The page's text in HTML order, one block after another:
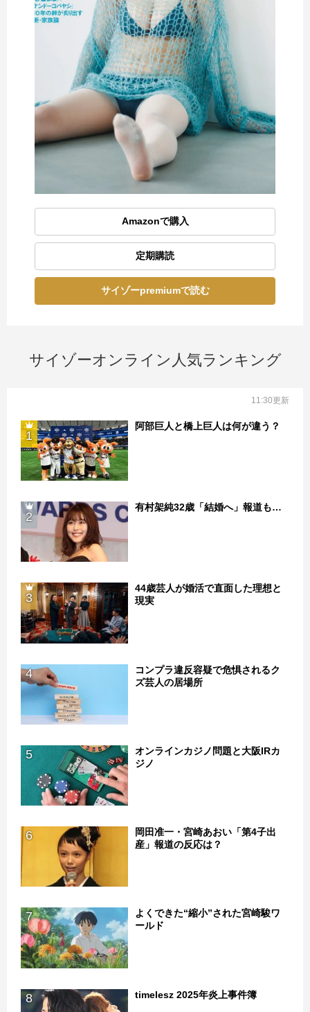
Amazonで購入
定期購読
サイゾーpremiumで読む
サイゾーオンライン人気ランキング
11:30更新
1
阿部巨人と橋上巨人は何が違う？
2
有村架純32歳「結婚へ」報道も…
3
44歳芸人が婚活で直面した理想と
現実
4
コンプラ違反容疑で危惧されるク
ズ芸人の居場所
5
オンラインカジノ問題と大阪IRカ
ジノ
6
岡田准一・宮崎あおい「第4子出
産」報道の反応は？
7
よくできた“縮小”された宮崎駿ワ
ールド
8 timelesz 2025年炎上事件簿